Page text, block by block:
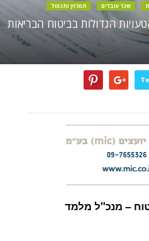
שכר עובדים תמרוץ ותגמול
את הארגון מ-5 הטעויות הגדולות בביטוח הבריאות
– מנכ"ל מלמד